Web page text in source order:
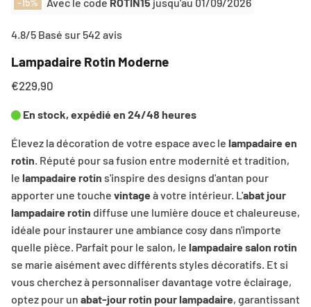
Avec le code ROTIN15 jusqu'au 01/09/2026
4.8/5 Basé sur 542 avis
Lampadaire Rotin Moderne
€229,90
En stock, expédié en 24/48 heures
Élevez la décoration de votre espace avec le lampadaire en
rotin. Réputé pour sa fusion entre modernité et tradition,
le lampadaire rotin s'inspire des designs d'antan pour
apporter une touche vintage à votre intérieur. L'abat jour
lampadaire rotin diffuse une lumière douce et chaleureuse,
idéale pour instaurer une ambiance cosy dans n'importe
quelle pièce. Parfait pour le salon, le lampadaire salon rotin
se marie aisément avec différents styles décoratifs. Et si
vous cherchez à personnaliser davantage votre éclairage,
optez pour un abat-jour rotin pour lampadaire, garantissant